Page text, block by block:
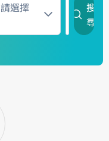
請選擇
搜
尋